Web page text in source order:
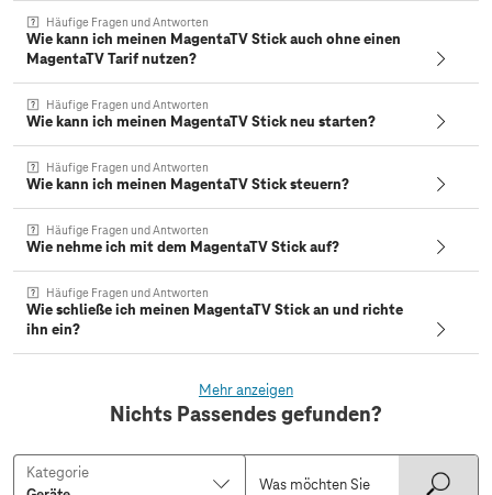
Häufige Fragen und Antworten
Wie kann ich meinen MagentaTV Stick auch ohne einen
MagentaTV Tarif nutzen?
Häufige Fragen und Antworten
Wie kann ich meinen MagentaTV Stick neu starten?
Häufige Fragen und Antworten
Wie kann ich meinen MagentaTV Stick steuern?
Häufige Fragen und Antworten
Wie nehme ich mit dem MagentaTV Stick auf?
Häufige Fragen und Antworten
Wie schließe ich meinen MagentaTV Stick an und richte
ihn ein?
Mehr anzeigen
Nichts Passendes gefunden?
Kategorie